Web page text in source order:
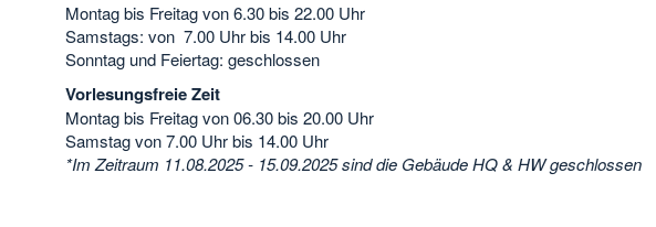
Montag bis Freitag von 6.30 bis 22.00 Uhr
Samstags: von 7.00 Uhr bis 14.00 Uhr
Sonntag und Feiertag: geschlossen
Vorlesungsfreie Zeit
Montag bis Freitag von 06.30 bis 20.00 Uhr
Samstag von 7.00 Uhr bis 14.00 Uhr
*Im Zeitraum 11.08.2025 - 15.09.2025 sind die Gebäude HQ & HW geschlossen